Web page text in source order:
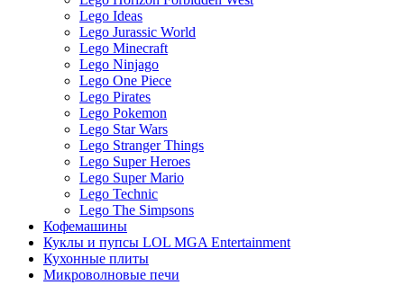
Lego Ideas
Lego Jurassic World
Lego Minecraft
Lego Ninjago
Lego One Piece
Lego Pirates
Lego Pokemon
Lego Star Wars
Lego Stranger Things
Lego Super Heroes
Lego Super Mario
Lego Technic
Lego The Simpsons
Кофемашины
Куклы и пупсы LOL MGA Entertainment
Кухонные плиты
Микроволновые печи